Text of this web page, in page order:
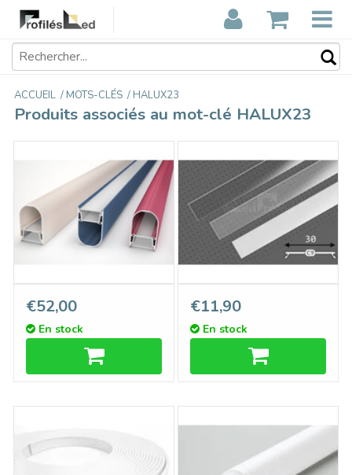
ACCUEIL / MOTS-CLÉS / HALUX23
Produits associés au mot-clé HALUX23
HALUX Profilé LED
suspendu 23mm 1m-2m
€52,00
En stock
Couvercle C9 ClickDessus
longueur 1m ou 2m
€11,90
En stock